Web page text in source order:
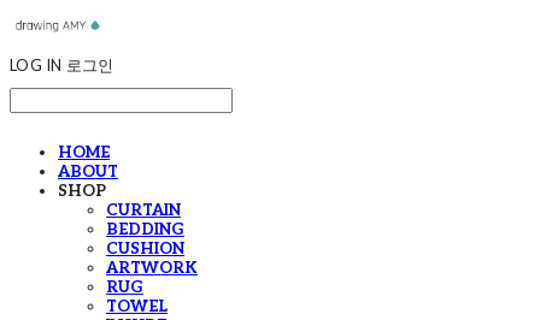
LOG IN 로그인
HOME
ABOUT
SHOP
CURTAIN
BEDDING
CUSHION
ARTWORK
RUG
TOWEL